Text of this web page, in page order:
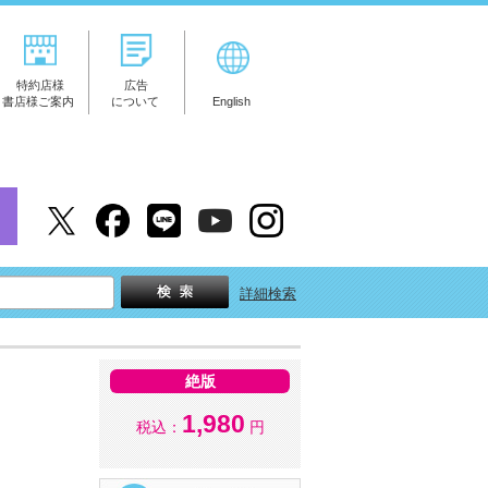
特約店様
書店様ご案内
広告
について
English
詳細検索
絶版
税込： 1,980 円